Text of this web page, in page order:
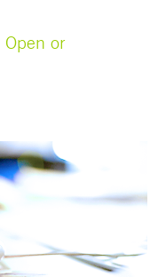
Open or